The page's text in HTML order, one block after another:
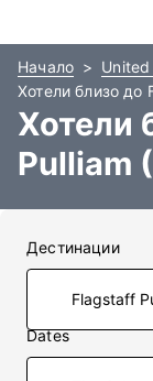
Начало
Хотели близо до
Хотели
Pulliam
Дестинации
Dates